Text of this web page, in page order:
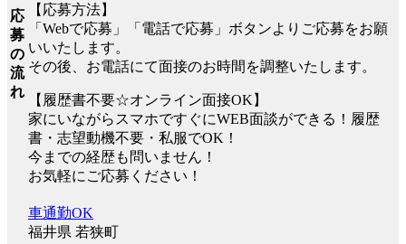
応
募
の
流
れ
【応募方法】
「Webで応募」「電話で応募」ボタンよりご応募をお願
いいたします。
その後、お電話にて面接のお時間を調整いたします。
【履歴書不要☆オンライン面接OK】
家にいながらスマホですぐにWEB面談ができる！履歴
書・志望動機不要・私服でOK！
今までの経歴も問いません！
お気軽にご応募ください！
車通勤OK
福井県 若狭町